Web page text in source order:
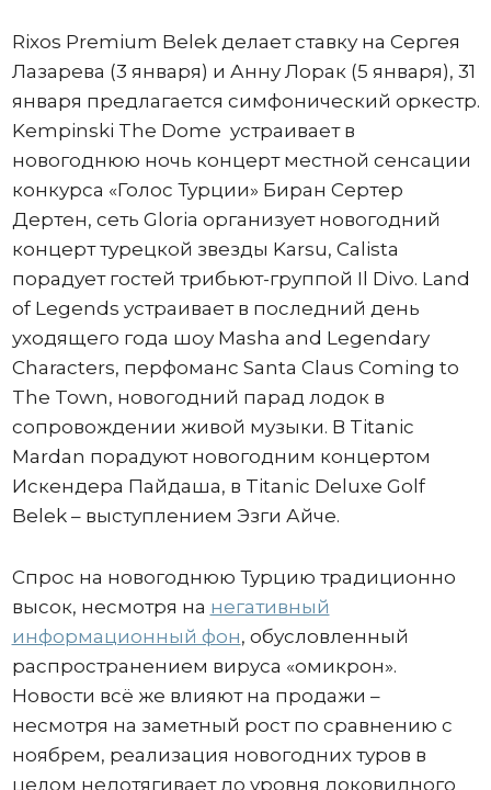
Rixos Premium Belek делает ставку на Сергея
Лазарева (3 января) и Анну Лорак (5 января), 31
января предлагается симфонический оркестр.
Kempinski The Dome устраивает в
новогоднюю ночь концерт местной сенсации
конкурса «Голос Турции» Биран Сертер
Дертен, сеть Gloria организует новогодний
концерт турецкой звезды Karsu, Calista
порадует гостей трибьют-группой Il Divo. Land
of Legends устраивает в последний день
уходящего года шоу Masha and Legendary
Characters, перфоманс Santa Claus Coming to
The Town, новогодний парад лодок в
сопровождении живой музыки. В Titanic
Mardan порадуют новогодним концертом
Искендера Пайдаша, в Titanic Deluxe Golf
Belek – выступлением Эзги Айче.
Спрос на новогоднюю Турцию традиционно
высок, несмотря на негативный
информационный фон, обусловленный
распространением вируса «омикрон».
Новости всё же влияют на продажи –
несмотря на заметный рост по сравнению с
ноябрем, реализация новогодних туров в
целом недотягивает до уровня доковидного